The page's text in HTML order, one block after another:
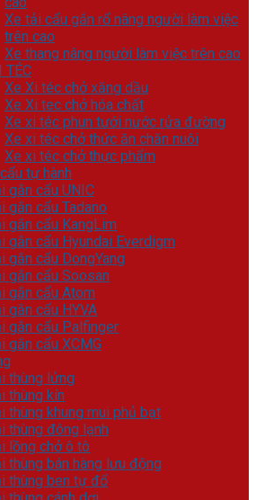
Xe tải cẩu gắn rổ nâng người làm việc
trên cao
Xe thang nâng người làm việc trên cao
TÉC
Xe Xi téc chở xăng dầu
Xe Xi tec chở hóa chất
Xe xi téc phun tưới nước rửa đường
Xe xi téc chở thức ăn chăn nuôi
Xe xi téc chở thực phẩm
tự hành
gắn cẩu UNIC
gắn cẩu Tadano
gắn cẩu KangLim
gắn cẩu Hyundai Everdigm
gắn cẩu DongYang
gắn cẩu Soosan
gắn cẩu Atom
gắn cẩu HYVA
gắn cẩu Palfinger
gắn cẩu XCMG
thùng lửng
thùng kín
thùng khung mui phủ bạt
thùng đông lạnh
lồng chở ô tô
thùng bán hàng lưu động
thùng ben tự đổ